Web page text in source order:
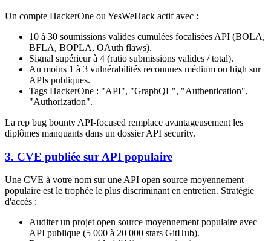
Un compte HackerOne ou YesWeHack actif avec :
10 à 30 soumissions valides cumulées focalisées API (BOLA,
BFLA, BOPLA, OAuth flaws).
Signal supérieur à 4 (ratio submissions valides / total).
Au moins 1 à 3 vulnérabilités reconnues médium ou high sur
APIs publiques.
Tags HackerOne : "API", "GraphQL", "Authentication",
"Authorization".
La rep bug bounty API-focused remplace avantageusement les
diplômes manquants dans un dossier API security.
3. CVE publiée sur API populaire
Une CVE à votre nom sur une API open source moyennement
populaire est le trophée le plus discriminant en entretien. Stratégie
d'accès :
Auditer un projet open source moyennement populaire avec
API publique (5 000 à 20 000 stars GitHub).